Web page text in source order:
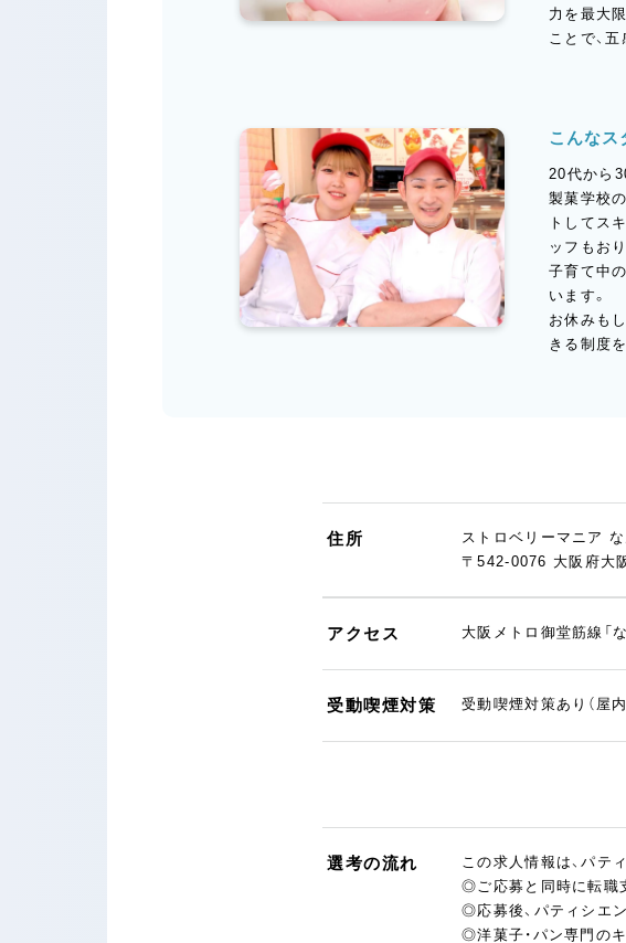
力を最大
ことで、
こんなス
20代から
製菓学校
トしてス
ッフもお
子育て中
います。
お休みも
きる制度
住所
ストロベリーマニア
〒542-0076 大阪府大
アクセス 大阪メトロ御堂筋線「
受動喫煙対策 受動喫煙対策あり（屋内
選考の流れ
この求人情報は、パテ
◎ご応募と同時に転職
◎応募後、パティシエ
◎洋菓子・パン専門の